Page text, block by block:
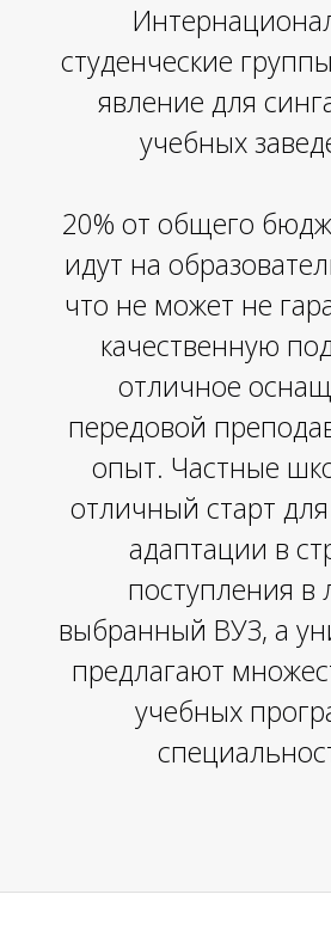
Р
А
студенческие
явление для
учебных
20% от общего
идут на
что не может не
качественную
отличное
передовой
опыт. Частные
отличный старт
адаптации в
поступления в
выбранный ВУЗ, а
предлагают
учебных